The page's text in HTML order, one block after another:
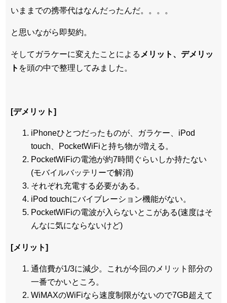
いままでの携帯代はなんだったんだ。。。。
と思いながら即契約。
そしてガラケーに変えたことによる メリット、デメリッ
ト を頭の中で整理してみました。
[デメリット]
iPhoneひとつだったものが、ガラケー、iPod
touch、PocketWiFiと持ち物が増える。
PocketWiFiの電池が約7時間ぐらいしか持たない
(モバイルバッテリーで解消)
それぞれ充電する必要がある。
iPod touchにバイブレーション機能がない。
PocketWiFiの電波が入らないとこがある(速度はそ
んなに気にならないけど)
[メリット]
通信費が1/3に減少。これが今回のメリット部分の
一番でかいところ。
WiMAXのWiFiなら速度制限がないので7GB超えて